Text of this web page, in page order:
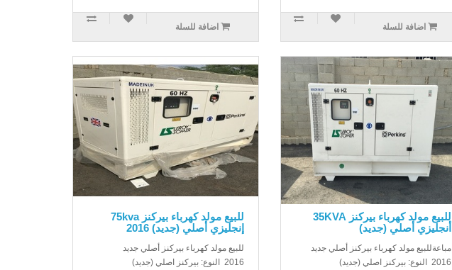
اضافة للسلة اضافة للسلة
للبيع مولد كهرباء بيركنز 35KVA
أنجليزي أصلي (جديد)
مباعةللبيع مولد كهرباء بيركنز أصلي جديد
2016 النوع: بيركنز اصلي (جديد)
للبيع مولد كهرباء بيركنز 75kva
إنجليزي أصلي (جديد) 2016
للبيع مولد كهرباء بيركنز أصلي جديد
2016 النوع: بيركنز اصلي (جديد)